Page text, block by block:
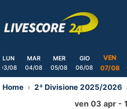
content
LUN
03/08
MAR
04/08
MER
05/08
GIO
06/08
VEN
07/08
Home 2ª Divisione 2025/2026
ven 03 apr -